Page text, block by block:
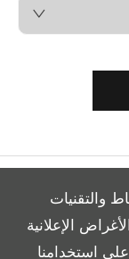
والتقنيات
الإعلانية
استخدامنا